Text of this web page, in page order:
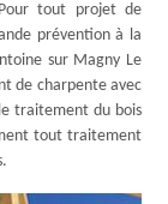
tout projet de
prévention à la
sur Magny Le
de charpente avec
traitement du bois
tout traitement